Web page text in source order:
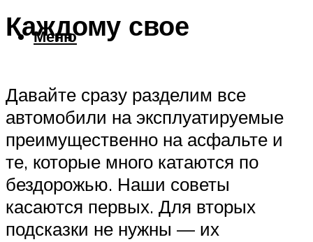
Меню
Каждому свое
Давайте сразу разделим все
автомобили на эксплуатируемые
преимущественно на асфальте и
те, которые много катаются по
бездорожью. Наши советы
касаются первых. Для вторых
подсказки не нужны — их